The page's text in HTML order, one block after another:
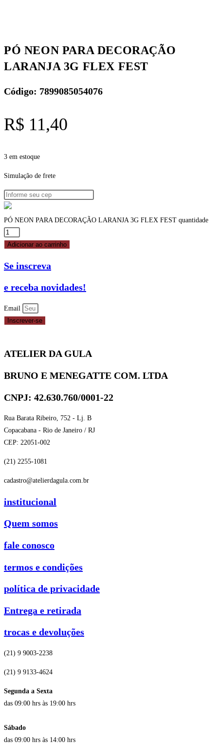
PÓ NEON PARA DECORAÇÃO
LARANJA 3G FLEX FEST
Código: 7899085054076
R$ 11,40
3 em estoque
Simulação de frete
PÓ NEON PARA DECORAÇÃO LARANJA 3G FLEX FEST quantidade
Adicionar ao carrinho
Se inscreva
e receba novidades!
Email
Inscrever-se
ATELIER DA GULA
BRUNO E MENEGATTE COM. LTDA
CNPJ: 42.630.760/0001-22
Rua Barata Ribeiro, 752 - Lj. B
Copacabana - Rio de Janeiro / RJ
CEP: 22051-002
(21) 2255-1081
cadastro@atelierdagula.com.br
institucional
Quem somos
fale conosco
termos e condições
política de privacidade
Entrega e retirada
trocas e devoluções
(21) 9 9003-2238
(21) 9 9133-4624
Segunda a Sexta
das 09:00 hrs às 19:00 hrs
Sábado
das 09:00 hrs às 14:00 hrs